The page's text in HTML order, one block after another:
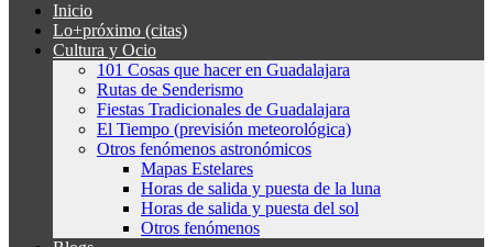
Inicio
Lo+próximo (citas)
Cultura y Ocio
101 Cosas que hacer en Guadalajara
Rutas de Senderismo
Fiestas Tradicionales de Guadalajara
El Tiempo (previsión meteorológica)
Otros fenómenos astronómicos
Mapas Estelares
Horas de salida y puesta de la luna
Horas de salida y puesta del sol
Otros fenómenos